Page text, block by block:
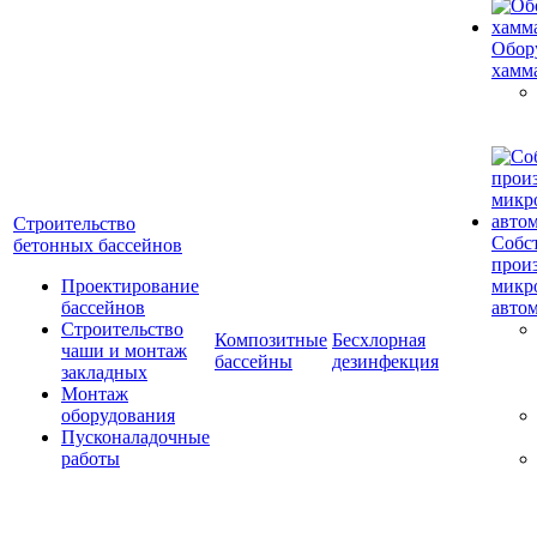
Строительство
бетонных бассейнов
Проектирование
бассейнов
Строительство
чаши и монтаж
закладных
Монтаж
оборудования
Пусконаладочные
работы
Композитные
бассейны
Бесхлорная
дезинфекция